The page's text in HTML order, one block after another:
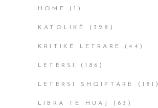
HOME (1)
KATOLIKË (328)
KRITIKË LETRARE (44)
LETËRSI (186)
LETËRSI SHQIPTARE (181)
LIBRA TË HUAJ (63)